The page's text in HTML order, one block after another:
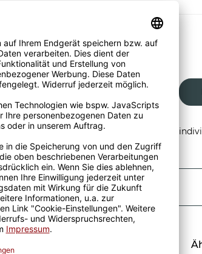
inkl. 19% MwSt. , zzgl.Versand
Größere Stückzahl? Anfrage stellen und
Produktion in Deutschland
Verschenken